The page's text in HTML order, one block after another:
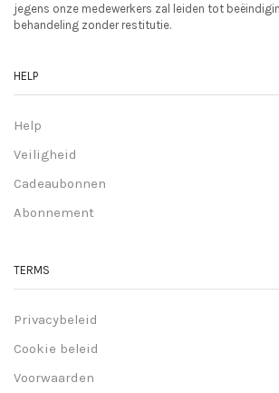
jegens onze medewerkers zal leiden tot
behandeling zonder restitutie.
HELP
Help
Veiligheid
Cadeaubonnen
Abonnement
TERMS
Privacybeleid
Cookie beleid
Voorwaarden